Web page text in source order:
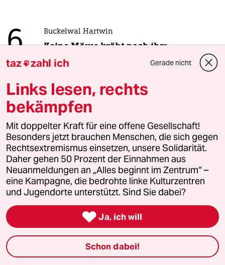
6 Buckelwal Hartwin
Keine Möwe kräht nach ihm
taz
Folgen Sie uns
Ressorts
Politik
Öko
Gesellschaft
taz zahl ich Gerade nicht
Links lesen, rechts
bekämpfen
Mit doppelter Kraft für eine offene Gesellschaft!
Besonders jetzt brauchen Menschen, die sich gegen
Rechtsextremismus einsetzen, unsere Solidarität.
Daher gehen 50 Prozent der Einnahmen aus
Neuanmeldungen an „Alles beginnt im Zentrum“ –
eine Kampagne, die bedrohte linke Kulturzentren
und Jugendorte unterstützt. Sind Sie dabei?
 Ja, ich will
Schon dabei!